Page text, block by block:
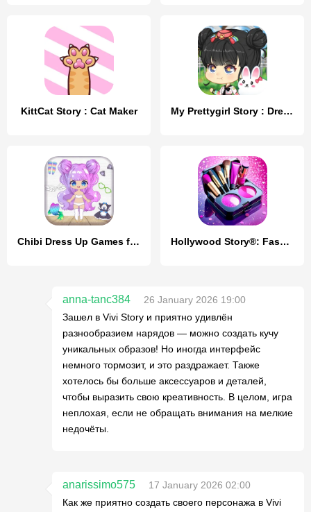
KittCat Story : Cat Maker My Prettygirl Story : Dress Up
Chibi Dress Up Games for Girls Hollywood Story®: Fashion Star
anna-tanc384
26 January 2026 19:00
Зашел в Vivi Story и приятно удивлён
разнообразием нарядов — можно создать кучу
уникальных образов! Но иногда интерфейс
немного тормозит, и это раздражает. Также
хотелось бы больше аксессуаров и деталей,
чтобы выразить свою креативность. В целом, игра
неплохая, если не обращать внимания на мелкие
недочёты.
anarissimo575
17 January 2026 02:00
Как же приятно создать своего персонажа в Vivi